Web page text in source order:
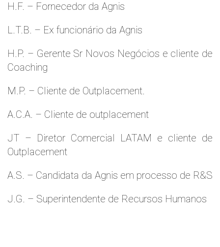
H.F. – Fornecedor da Agnis
L.T.B. – Ex funcionário da Agnis
H.P. – Gerente Sr Novos Negócios e cliente de
Coaching
M.P. – Cliente de Outplacement.
A.C.A. – Cliente de outplacement
JT – Diretor Comercial LATAM e cliente de
Outplacement
A.S. – Candidata da Agnis em processo de R&S
J.G. – Superintendente de Recursos Humanos